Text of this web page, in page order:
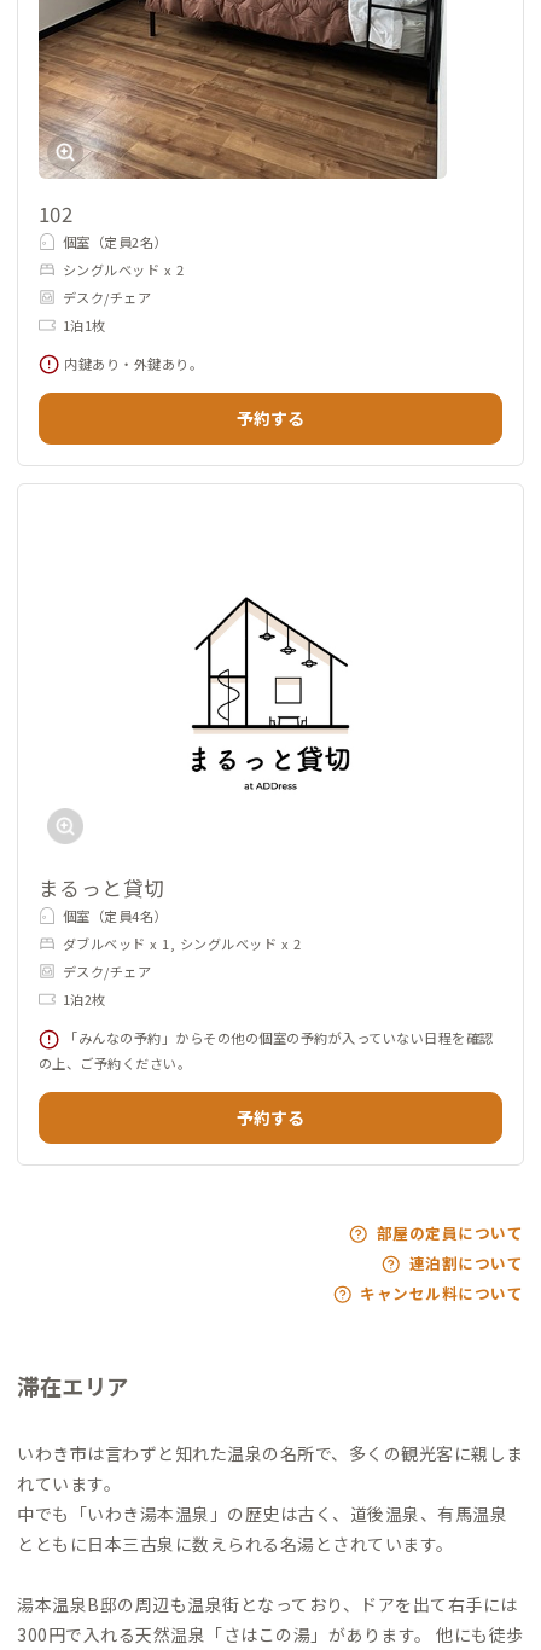
102
個室（定員2名）
シングルベッド x 2
デスク/チェア
1泊1枚
内鍵あり・外鍵あり。
予約する
まるっと貸切
個室（定員4名）
ダブルベッド x 1, シングルベッド x 2
デスク/チェア
1泊2枚
「みんなの予約」からその他の個室の予約が入っていない日程を確認
の上、ご予約ください。
予約する
部屋の定員について
連泊割について
キャンセル料について
滞在エリア
いわき市は言わずと知れた温泉の名所で、多くの観光客に親しま
れています。
中でも「いわき湯本温泉」の歴史は古く、道後温泉、有馬温泉
とともに日本三古泉に数えられる名湯とされています。
湯本温泉B邸の周辺も温泉街となっており、ドアを出て右手には
300円で入れる天然温泉「さはこの湯」があります。 他にも徒歩